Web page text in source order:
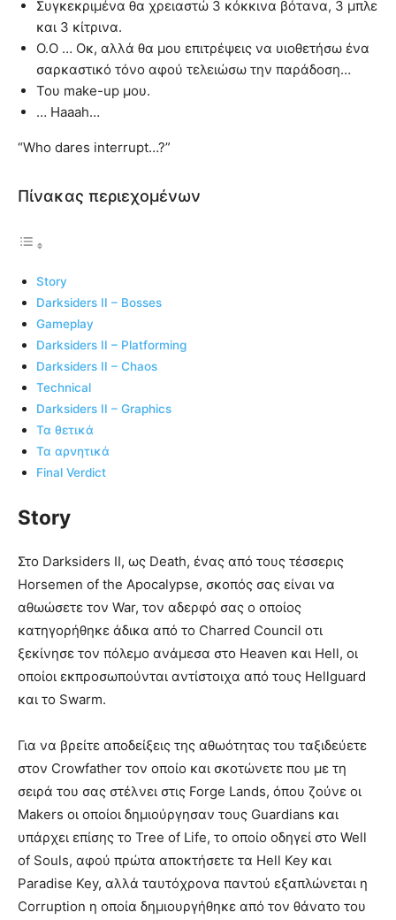
Συγκεκριμένα θα χρειαστώ 3 κόκκινα βότανα, 3 μπλε
και 3 κίτρινα.
Ο.O … Οκ, αλλά θα μου επιτρέψεις να υιοθετήσω ένα
σαρκαστικό τόνο αφού τελειώσω την παράδοση…
Του make-up μου.
… Haaah…
“Who dares interrupt…?”
Πίνακας περιεχομένων
Story
Darksiders II – Bosses
Gameplay
Darksiders II – Platforming
Darksiders II – Chaos
Technical
Darksiders II – Graphics
Τα θετικά
Τα αρνητικά
Final Verdict
Story
Στο Darksiders II, ως Death, ένας από τους τέσσερις
Horsemen of the Apocalypse, σκοπός σας είναι να
αθωώσετε τον War, τον αδερφό σας ο οποίος
κατηγορήθηκε άδικα από το Charred Council οτι
ξεκίνησε τον πόλεμο ανάμεσα στο Heaven και Hell, οι
οποίοι εκπροσωπούνται αντίστοιχα από τους Hellguard
και το Swarm.
Για να βρείτε αποδείξεις της αθωότητας του ταξιδεύετε
στον Crowfather τον οποίο και σκοτώνετε που με τη
σειρά του σας στέλνει στις Forge Lands, όπου ζούνε οι
Makers οι οποίοι δημιούργησαν τους Guardians και
υπάρχει επίσης το Tree of Life, το οποίο οδηγεί στο Well
of Souls, αφού πρώτα αποκτήσετε τα Hell Key και
Paradise Key, αλλά ταυτόχρονα παντού εξαπλώνεται η
Corruption η οποία δημιουργήθηκε από τον θάνατο του